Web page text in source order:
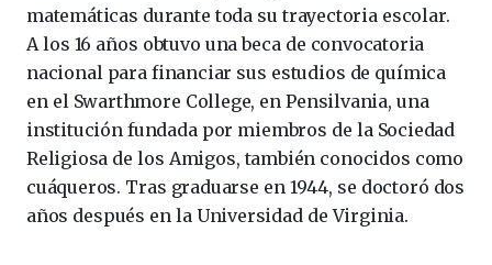
matemáticas durante toda su trayectoria escolar.
A los 16 años obtuvo una beca de convocatoria
nacional para financiar sus estudios de química
en el Swarthmore College, en Pensilvania, una
institución fundada por miembros de la Sociedad
Religiosa de los Amigos, también conocidos como
cuáqueros. Tras graduarse en 1944, se doctoró dos
años después en la Universidad de Virginia.